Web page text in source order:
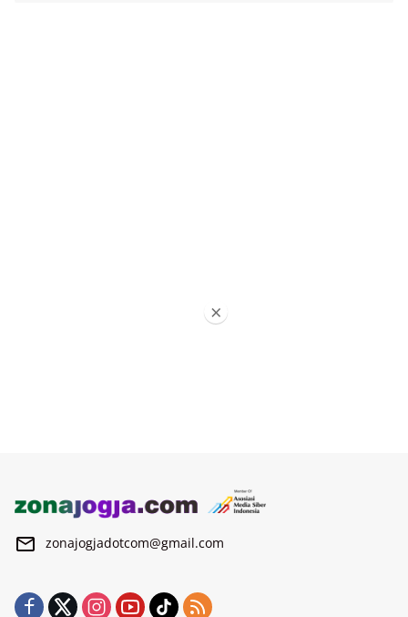
zonajogjadotcom@gmail.com
×